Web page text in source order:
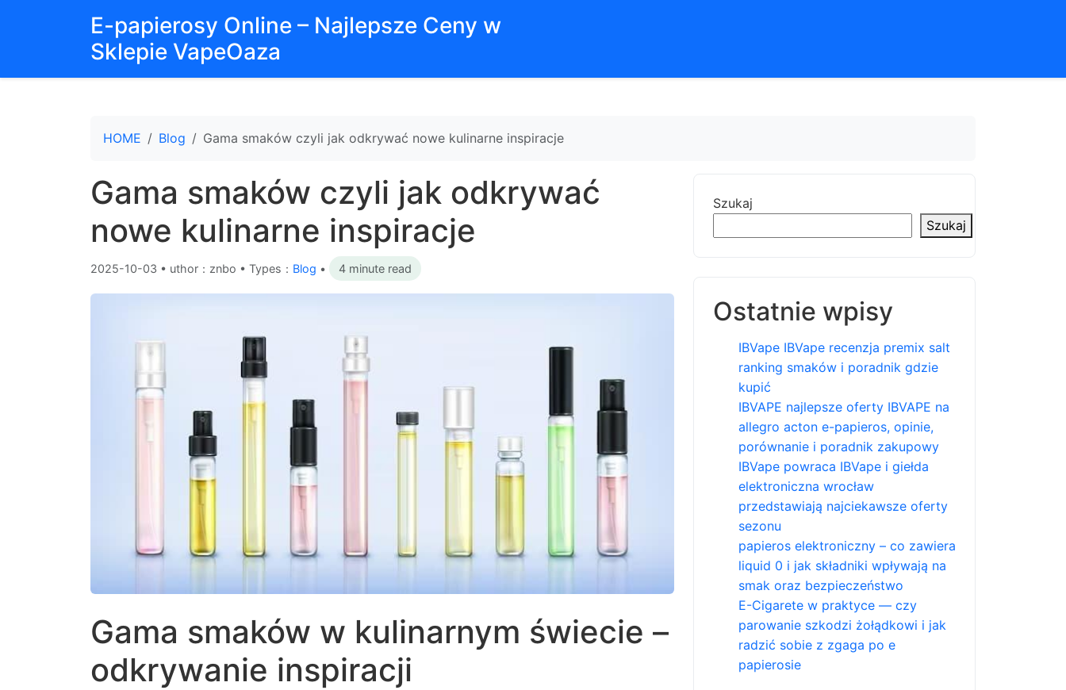
E-papierosy Online – Najlepsze Ceny w
Sklepie VapeOaza
HOME Blog Gama smaków czyli jak odkrywać nowe kulinarne inspiracje
Gama smaków czyli jak odkrywać
nowe kulinarne inspiracje
2025-10-03 • uthor：znbo • Types： Blog • 4 minute read
Gama smaków w kulinarnym świecie –
odkrywanie inspiracji
Szukaj
Szukaj
Ostatnie wpisy
IBVape IBVape recenzja premix salt
ranking smaków i poradnik gdzie
kupić
IBVAPE najlepsze oferty IBVAPE na
allegro acton e-papieros, opinie,
porównanie i poradnik zakupowy
IBVape powraca IBVape i giełda
elektroniczna wrocław
przedstawiają najciekawsze oferty
sezonu
papieros elektroniczny – co zawiera
liquid 0 i jak składniki wpływają na
smak oraz bezpieczeństwo
E-Cigarete w praktyce — czy
parowanie szkodzi żołądkowi i jak
radzić sobie z zgaga po e
papierosie